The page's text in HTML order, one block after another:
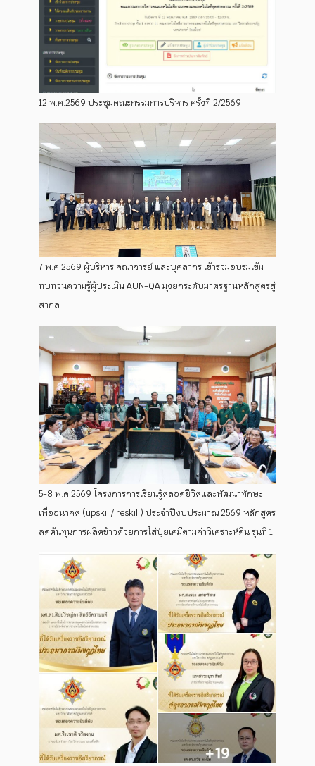
12 พ.ค.2569 ประชุมคณะกรรมการบริหาร ครั้งที่ 2/2569
7 พ.ค.2569 ผู้บริหาร คณาจารย์ และบุคลากร เข้าร่วมอบรมเข้ม
ทบทวนความรู้ผู้ประเมิน AUN-QA มุ่งยกระดับมาตรฐานหลักสูตรสู่
สากล
5-8 พ.ค.2569 โครงการการเรียนรู้ตลอดชีวิตและพัฒนาทักษะ
เพื่ออนาคต (upskill/ reskill) ประจำปีงบประมาณ 2569 หลักสูตร
ลดต้นทุนการผลิตข้าวด้วยการใส่ปุ๋ยเคมีตามค่าวิเคราะห์ดิน รุ่นที่ 1